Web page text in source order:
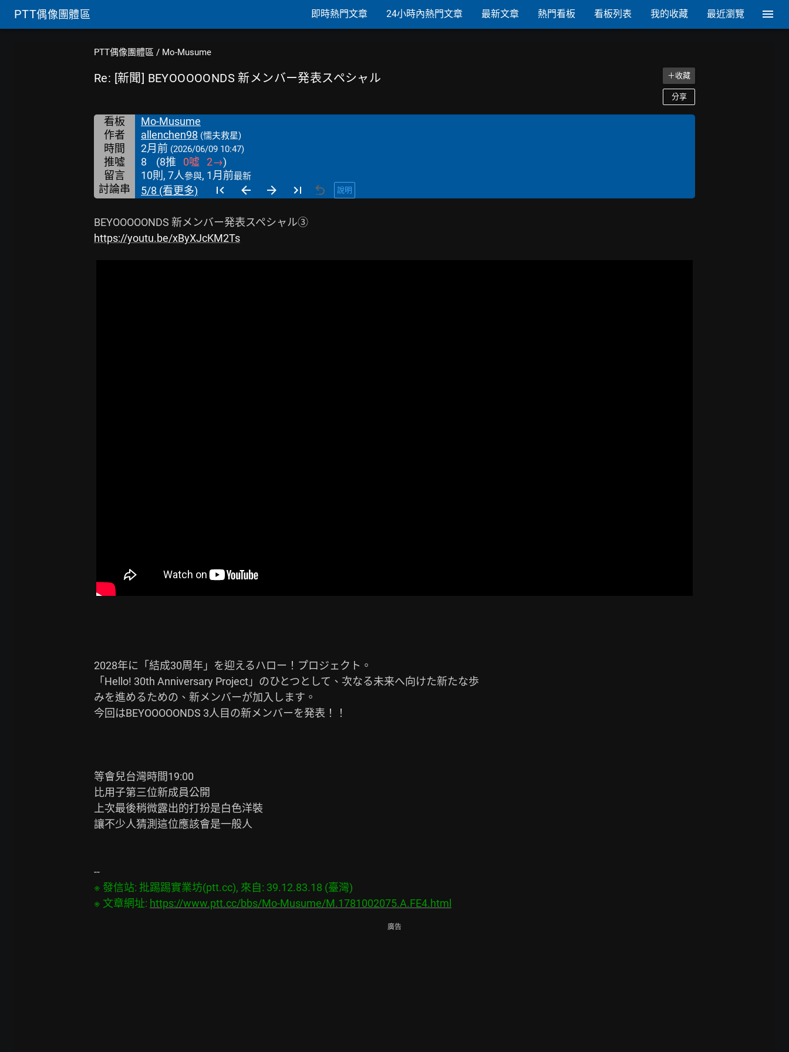
PTT偶像團體區 即時熱門文章 24小時內熱門文章 最新文章 熱門看板 看板列表 我的收藏 最近瀏覽
PTT偶像團體區 / Mo-Musume
Re: [新聞] BEYOOOOONDS 新メンバー発表スペシャル ＋收藏
分享
看板
Mo-Musume
作者
allenchen98 (懦夫救星)
時間 2月前 (2026/06/09 10:47)
推噓 8 (8推 0噓 2→)
留言
10則, 7人參與, 1月前最新
討論串 5/8 (看更多) 說明
https://youtu.be/xByXJcKM2Ts
2028年に「結成30周年」を迎えるハロー！プロジェクト。
「Hello! 30th Anniversary Project」のひとつとして、次なる未来へ向けた新たな歩
みを進めるための、新メンバーが加入します。
今回はBEYOOOOONDS 3人目の新メンバーを発表！！
等會兒台灣時間19:00
比用子第三位新成員公開
上次最後稍微露出的打扮是白色洋裝
讓不少人猜測這位應該會是一般人
※ 發信站: 批踢踢實業坊(ptt.cc), 來自: 39.12.83.18 (臺灣)
※ 文章網址: https://www.ptt.cc/bbs/Mo-Musume/M.1781002075.A.FE4.html
廣告